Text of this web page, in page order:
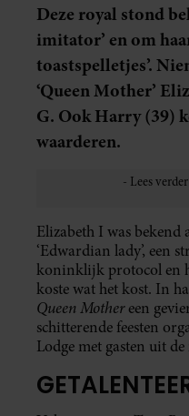
Deze royal stond
imitator’ en om
toastspelletjes’.
‘Queen Mother’
G. Ook Harry (39)
waarderen.
Elizabeth I was bekend
‘Edwardian lady’, een
koninklijk protocol en
koste wat het kost. In
Queen Mothereen
schitterende feesten
Lodge met gasten uit